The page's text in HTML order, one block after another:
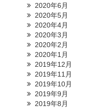
2020年6月
2020年5月
2020年4月
2020年3月
2020年2月
2020年1月
2019年12月
2019年11月
2019年10月
2019年9月
2019年8月